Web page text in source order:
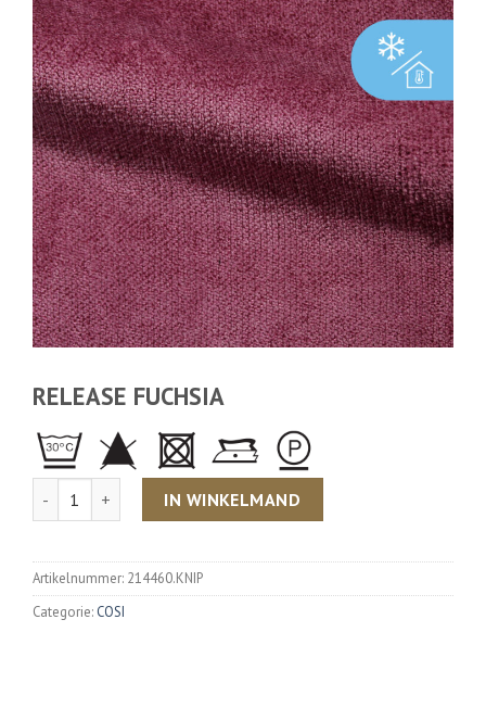
RELEASE FUCHSIA
Aantal IN WINKELMAND
Artikelnummer: 214460.KNIP
Categorie: COSI